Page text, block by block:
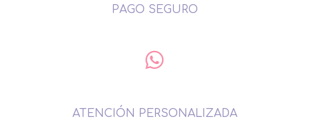
PAGO SEGURO
ATENCIÓN PERSONALIZADA